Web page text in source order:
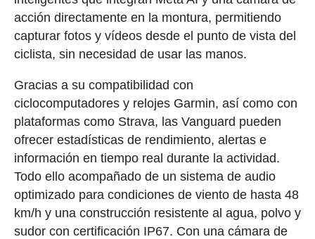
acción directamente en la montura, permitiendo
capturar fotos y vídeos desde el punto de vista del
ciclista, sin necesidad de usar las manos.
Gracias a su compatibilidad con
ciclocomputadores y relojes Garmin, así como con
plataformas como Strava, las Vanguard pueden
ofrecer estadísticas de rendimiento, alertas e
información en tiempo real durante la actividad.
Todo ello acompañado de un sistema de audio
optimizado para condiciones de viento de hasta 48
km/h y una construcción resistente al agua, polvo y
sudor con certificación IP67. Con una cámara de